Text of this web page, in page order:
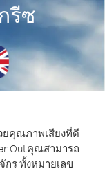
รีซ
คุณภาพเสียงที่ดี
Outคุณสามารถ
ร ทั้งหมายเลข